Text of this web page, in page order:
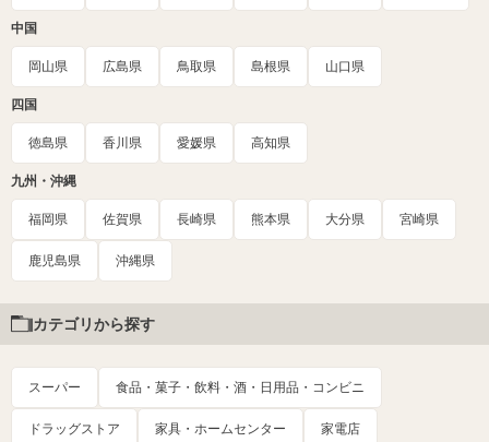
中国
岡山県 広島県 鳥取県 島根県 山口県
四国
徳島県 香川県 愛媛県 高知県
九州・沖縄
福岡県 佐賀県 長崎県 熊本県 大分県 宮崎県
鹿児島県 沖縄県
カテゴリから探す
スーパー 食品・菓子・飲料・酒・日用品・コンビニ
ドラッグストア 家具・ホームセンター 家電店